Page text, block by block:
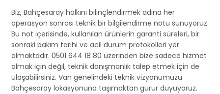
Biz, Bahçesaray halkını bilinçlendirmek adına her
operasyon sonrası teknik bir bilgilendirme notu sunuyoruz.
Bu not içerisinde, kullanılan ürünlerin garanti süreleri, bir
sonraki bakım tarihi ve acil durum protokolleri yer
almaktadır. 0501 644 18 80 üzerinden bize sadece hizmet
almak için değil, teknik danışmanlık talep etmek için de
ulaşabilirsiniz. Van genelindeki teknik vizyonumuzu
Bahçesaray lokasyonuna taşımaktan gurur duyuyoruz.